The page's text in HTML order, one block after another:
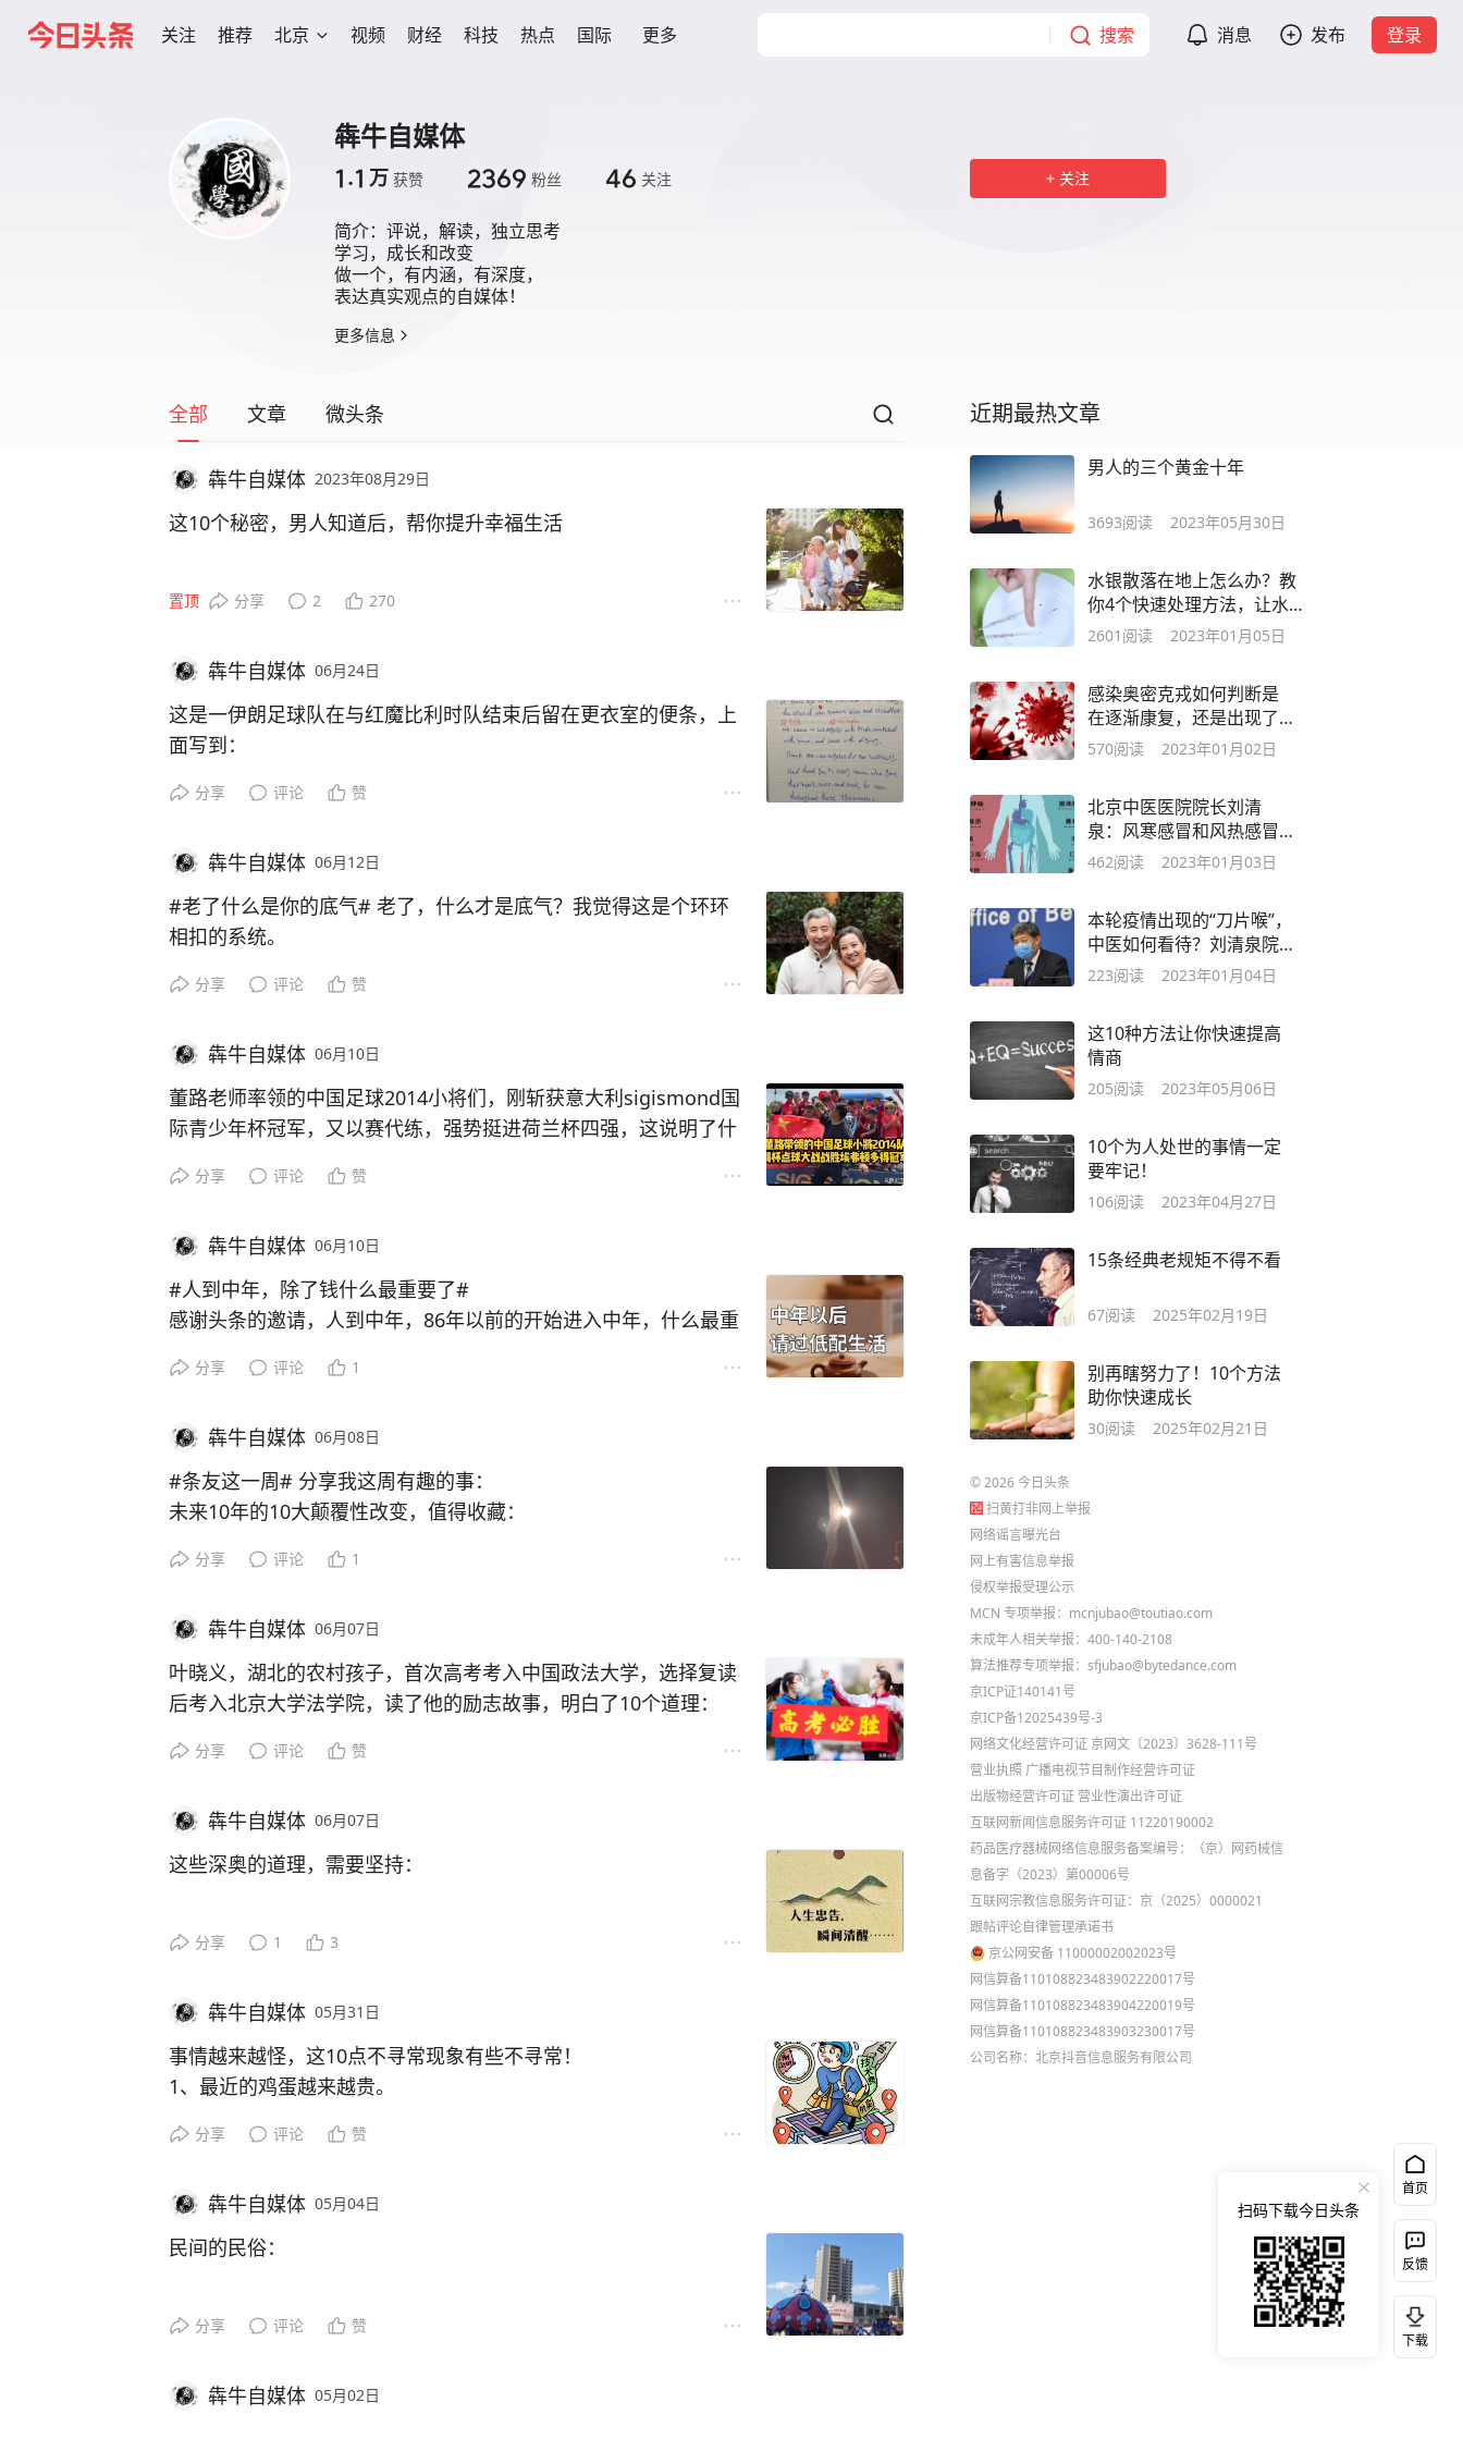
关注 推荐 北京 视频 财经 科技 热点 国际 更多 搜索 消息 发布 登录
犇牛自媒体
1.1 万 获赞 2369 粉丝 46 关注
简介： 评说，解读，独立思考
学习，成长和改变
做一个，有内涵，有深度，
表达真实观点的自媒体！
更多信息
关注
全部 文章 微头条
犇牛自媒体 2023年08月29日
这10个秘密，男人知道后，帮你提升幸福生活
3、 买餐具一定要买双数，不能买单数。
东西，或者带她出去旅游。
5、家里的客厅，厨房一定要打扫的干净明亮。
6、 及时补漏家里的坏的马桶或者墙面。
7、老话讲的好，腊月不搬家，正月不理发。
8、 初一十五尽量吃素。
9、 切记，家中最好不要出现大门对小门，大窗对小窗的格局！
10、 过了晚上12点，不要照镜子！
#怎样让人短时间内变得有气质##怎么才能让自己变优秀##头条创
明白了#
置顶 分享 2 270
犇牛自媒体 06月24日
这是一伊朗足球队在与红魔比利时队结束后留在更衣室的便条，上
面写到：
从千年前的古波斯，到如今文明繁荣的伊朗，伊朗的精神始终鲜
我们满怀骄傲奔赴洛杉矶，秉持荣誉奋力拼搏，带着一身尊严从容
离场。
感谢洛杉矶给予我们热情款待。也感谢每一位伊朗同胞，在这整整
愿和平、尊重与友谊，长存于世界各国之间。
当连续两场在没有训练，没有踩场，没有住宿，来回奔波的情况下
美国队（敌人），届时有可能是我国的马林裁判吹哨，如有这一次
发美丽再次跪下！
#伊朗世杯赛程#
#伊朗世预赛赛程#
#伊
的任意球技术谁更强#
#世界杯上梅西和姆巴佩谁更出色#
世界杯阿根廷能大胜奥地利吗#
分享 评论 赞
犇牛自媒体 06月12日
#老了什么是你的底气# 老了，什么才是底气？我觉得这是个环环
相扣的系统。
给孩子添负担。手头有余钱也很重要，退休金、存款、医保都有，
和睦的家庭让人心里踏实，子女孝顺，没那些财产纷争。有个相依
的老伴更是福气，彼此照顾、陪伴。
有自己的生活圈和爱好也不可或缺，和老友聚聚，下棋、画画，精
辈子坦坦荡荡，内心从容。说到底，老年底气一半靠身体和物质，
分享 评论 赞
犇牛自媒体 06月10日
董路老师率领的中国足球2014小将们，刚斩获意大利sigismond国
际青少年杯冠军，又以赛代练，强势挺进荷兰杯四强，这说明了什
1、中国足球并非不行，只是走错了方向、走错了路。
实践的队伍。
3、董路老师赛前仅用几天就组建起队伍，让队员们在运动中磨
砺，在战斗中成长，在学习中蜕变。
上一争高下，进入职业联赛后却沦为鱼腩部队？
脸。
足球成长#
#足球发展新路径# #足球发展新思路#
者# #中国足球学# #张雪峰为何能受欢迎?#
分享 评论 赞
犇牛自媒体 06月10日
#人到中年，除了钱什么最重要了#
感谢头条的邀请，人到中年，86年以前的开始进入中年，什么最重
1、生命唯一，健康第一
3、管理好情绪，不要生气，不要内卷，不要再生妄念。
4、减少无效社交，不再熬夜，抽烟喝酒放一放吧。
5、学会独处，静心，培养一个自己爱好，太极拳，爬山，游泳
6、不再有妄念，做好养老、孩子的规划！
呆！
9、加强锻炼，管住嘴，迈开腿。
10、接受自己是个普通人，和自己和解
分享 评论 1
犇牛自媒体 06月08日
#条友这一周# 分享我这周有趣的事：
未来10年的10大颠覆性改变，值得收藏：
成为古董，充电桩遍布大街小巷。
3、随着老龄化加重，老年人将会越来越多，老年人的相关产业会
迎来爆发期。
4、随着生育率不断下降，私营幼儿园会逐渐减少，老师的岗位需
5、线上购物成为常态，大量门头房空置，超市出现无人排队的现
6、随着减负的不断深入，ai教育普及，厚重的书包消失。
8、低空经济成为主要业态，无人机就和白菜一样。
10、中国足球还是打不进世界杯。
#为什么要努力学习，为什么要读书#
感受#
分享 评论 1
犇牛自媒体 06月07日
叶晓义，湖北的农村孩子，首次高考考入中国政法大学，选择复读
后考入北京大学法学院，读了他的励志故事，明白了10个道理：
2. 他从六年级起我便开始上晚自习，八年级后更是每周仅休息一
3. 他拥有强烈的学习自驱力，愿意在别人休息时依然坚持学习。
4. 面对学业与人生的选择，若能接受结果便继续前行，若不能接受
6. 进入大学后，他学会了独立做决定，并独自联系复读学校处理所
7. 这些经历让我坚信，只要靠自己就能找到出路，没有什么困难是
8. 叶父离世后，让他瞬间成长，他自觉地担负起了照顾整个家庭的
责任。
9. 虽然他的学习时间被无限延长，但这也是积蓄力量的必经之路。
能实现远大的目标。
#人的一生求什么#
#甘政法学院#
分享 评论 赞
犇牛自媒体 06月07日
这些深奥的道理，需要坚持：
2、床头不要摆放一些人形玩偶！
4、遇见时上，才能看见真友谊，平常胡吃海塞的酒肉朋友再多也
没用。
5、男人是下半身动物，女人是感性动物！
7、45岁以后不要胡吃海塞了
9、每次出门要带把伞，必要时真管用！
#抛开钱不谈，你现在最需要什么#
识# #搭车禁忌# #旅途必备小知识#
分享 1 3
犇牛自媒体 05月31日
事情越来越怪，这10点不寻常现象有些不寻常！
1、最近的鸡蛋越来越贵。
3、买房的人少，房价越来越低，老年人越来越多。
高。
5、外卖的从业人数不断提升。
8、幼儿园闭园的不断增长，线上教育的不断提高。
10、瓜果蔬菜泡药的不断增多。
分享 评论 赞
犇牛自媒体 05月04日
民间的民俗：
行事偏温和，少了几分冲劲；而属龙的女性气场较强，自带主见，
2. 生肖组合的相处磨合说：属鼠男性和属羊女性的搭配，在民间合
分享 评论 赞
犇牛自媒体 05月02日
近期最热文章
男人的三个黄金十年
3693阅读 2023年05月30日
水银散落在地上怎么办？教
你4个快速处理方法，让水
银无处藏身
2601 阅读 2023年01月05日
感染奥密克戎如何判断是
在逐渐康复，还是出现了
转重症的趋势呢？
570阅读 2023年01月02日
北京中医医院院长刘清
泉：风寒感冒和风热感冒
的区别？
462阅读 2023年01月03日
本轮疫情出现的“刀片喉”，
中医如何看待？刘清泉院
长这样说
223阅读 2023年01月04日
这10种方法让你快速提高
情商
205阅读 2023年05月06日
10个为人处世的事情一定
要牢记！
106阅读 2023年04月27日
15条经典老规矩不得不看
67阅读 2025年02月19日
别再瞎努力了！10个方法
助你快速成长
30阅读 2025年02月21日
©2026今日头条
扫黄打非网上举报
网络谣言曝光台
网上有害信息举报
侵权举报受理公示
MCN 专项举报：mcnjubao@toutiao.com
未成年人相关举报：400-140-2108
算法推荐专项举报：sfjubao@bytedance.com
京ICP证140141号
京ICP备12025439号-3
网络文化经营许可证 京网文〔2023〕3628-111号
营业执照 广播电视节目制作经营许可证
出版物经营许可证 营业性演出许可证
互联网新闻信息服务许可证 11220190002
药品医疗器械网络信息服务备案编号：（京）网药械信
息备字（2023）第00006号
互联网宗教信息服务许可证：京（2025）0000021
跟帖评论自律管理承诺书
京公网安备 11000002002023号
网信算备110108823483902220017号
网信算备110108823483904220019号
网信算备110108823483903230017号
公司名称：北京抖音信息服务有限公司
首页
反馈
下载
扫码下载今日头条